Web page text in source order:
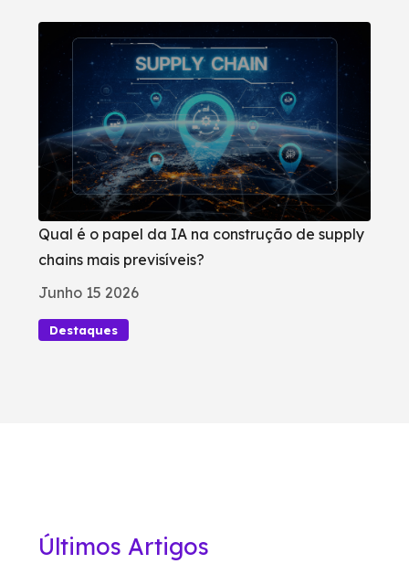
Qual é o papel da IA na construção de supply
chains mais previsíveis?
Junho 15 2026
Destaques
Últimos Artigos